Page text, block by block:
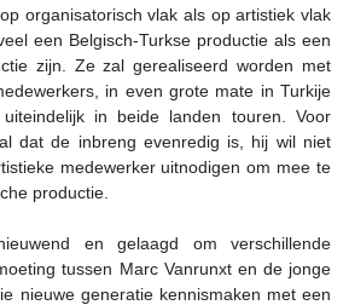
organisatorisch vlak als op artistiek vlak
een Belgisch-Turkse productie als een
zijn. Ze zal gerealiseerd worden met
in even grote mate in Turkije
in beide landen touren. Voor
dat de inbreng evenredig is, hij wil niet
medewerker uitnodigen om mee te
productie.
en gelaagd om verschillende
tussen Marc Vanrunxt en de jonge
nieuwe generatie kennismaken met een